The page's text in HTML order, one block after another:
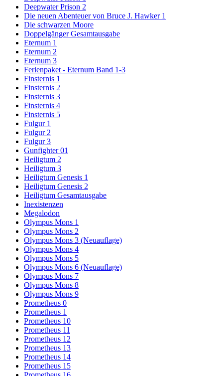
Deepwater Prison 2
Die neuen Abenteuer von Bruce J. Hawker 1
Die schwarzen Moore
Doppelgänger Gesamtausgabe
Eternum 1
Eternum 2
Eternum 3
Ferienpaket - Eternum Band 1-3
Finsternis 1
Finsternis 2
Finsternis 3
Finsternis 4
Finsternis 5
Fulgur 1
Fulgur 2
Fulgur 3
Gunfighter 01
Heiligtum 2
Heiligtum 3
Heiligtum Genesis 1
Heiligtum Genesis 2
Heiligtum Gesamtausgabe
Inexistenzen
Megalodon
Olympus Mons 1
Olympus Mons 2
Olympus Mons 3 (Neuauflage)
Olympus Mons 4
Olympus Mons 5
Olympus Mons 6 (Neuauflage)
Olympus Mons 7
Olympus Mons 8
Olympus Mons 9
Prometheus 0
Prometheus 1
Prometheus 10
Prometheus 11
Prometheus 12
Prometheus 13
Prometheus 14
Prometheus 15